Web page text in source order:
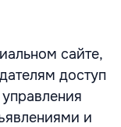
сайте,
доступ
и